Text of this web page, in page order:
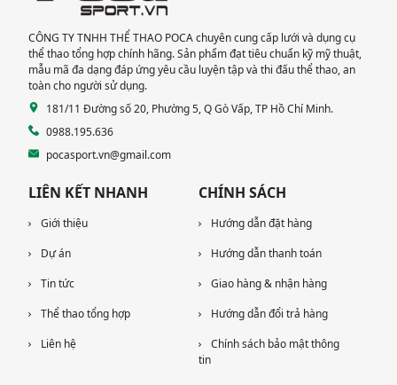
CÔNG TY TNHH THỂ THAO POCA chuyên cung cấp lưới và dụng cụ
thể thao tổng hợp chính hãng. Sản phẩm đạt tiêu chuẩn kỹ mỹ thuật,
mẫu mã đa dạng đáp ứng yêu cầu luyện tập và thi đấu thể thao, an
toàn cho người sử dụng.
181/11 Đường số 20, Phường 5, Q Gò Vấp, TP Hồ Chí Minh.
0988.195.636
pocasport.vn@gmail.com
LIÊN KẾT NHANH
Giới thiệu
Dự án
Tin tức
Thể thao tổng hợp
Liên hệ
CHÍNH SÁCH
Hướng dẫn đặt hàng
Hướng dẫn thanh toán
Giao hàng & nhận hàng
Hướng dẫn đổi trả hàng
Chính sách bảo mật thông
tin